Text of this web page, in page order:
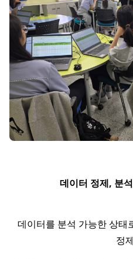
데이터 정제, 분
데이터를 분석 가능한 상태
정